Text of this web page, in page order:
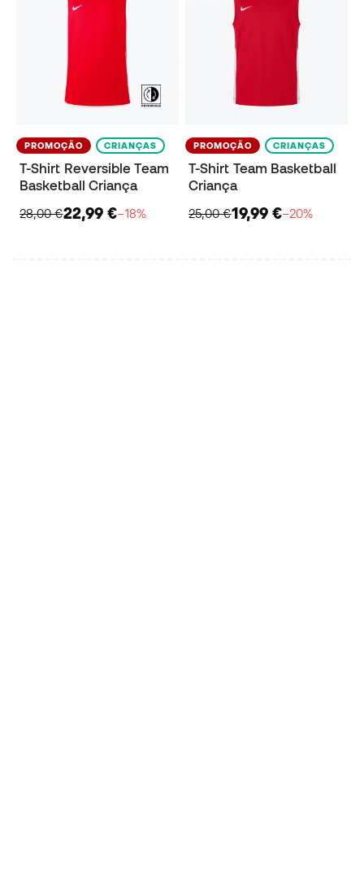
PROMOÇÃO CRIANÇAS
T-Shirt Reversible Team
Basketball Criança
28,00 €22,99 €−18%
PROMOÇÃO CRIANÇAS
T-Shirt Team Basketball
Criança
25,00 €19,99 €−20%